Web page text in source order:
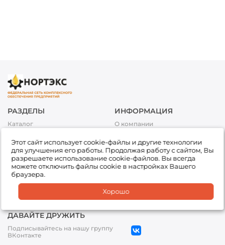
РАЗДЕЛЫ
Каталог
Топливо
Сервис
Подбор товара
Доставка
Офисы
ИНФОРМАЦИЯ
О компании
Условия доставки и возврата
товара
Обработка персональных
данных
ДАВАЙТЕ ДРУЖИТЬ
Подписывайтесь на нашу группу
ВКонтакте
Этот сайт использует cookie-файлы и другие технологии
для улучшения его работы. Продолжая работу с сайтом, Вы
разрешаете использование cookie-файлов. Вы всегда
можете отключить файлы cookie в настройках Вашего
браузера.
Хорошо